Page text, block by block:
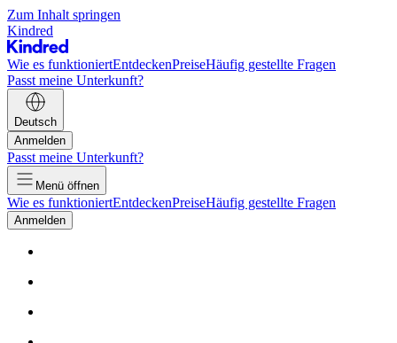
Zum Inhalt springen
Kindred
Wie es funktioniertEntdeckenPreiseHäufig gestellte Fragen
Passt meine Unterkunft?
Deutsch
Anmelden
Passt meine Unterkunft?
Menü öffnen
Wie es funktioniertEntdeckenPreiseHäufig gestellte Fragen
Anmelden